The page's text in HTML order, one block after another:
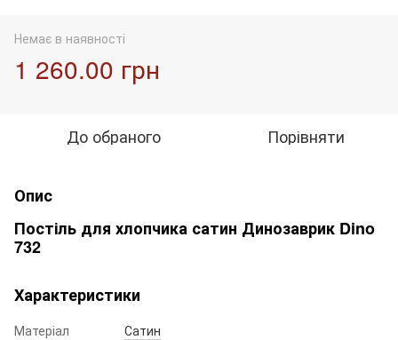
Немає в наявності
1 260.00 грн
До обраного Порівняти
Опис
Постіль для хлопчика сатин Динозаврик Dino
732
Характеристики
Матеріал
Сатин